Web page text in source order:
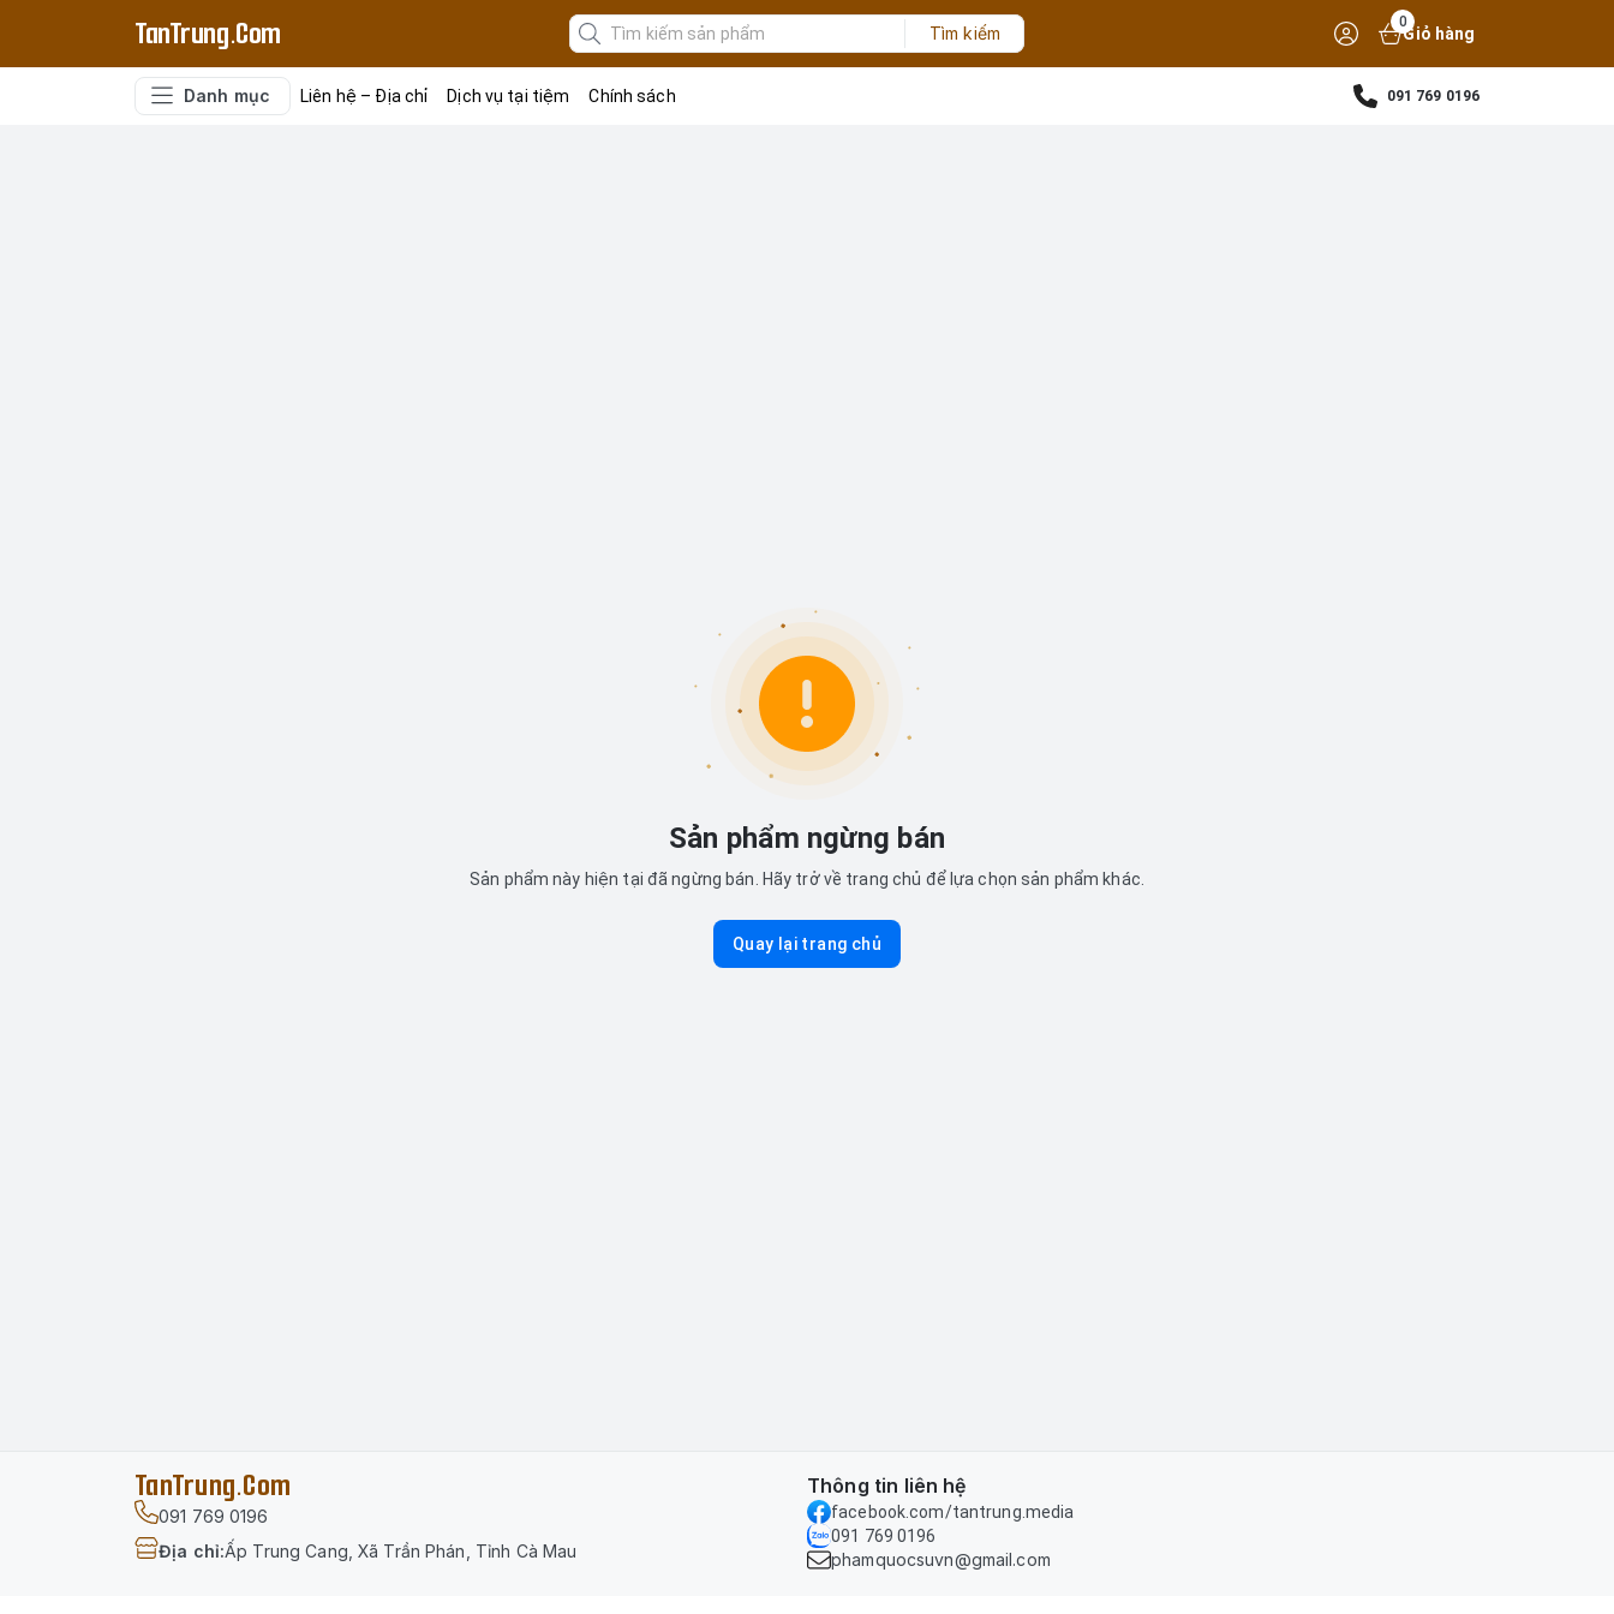
TanTrung.Com Tìm kiếm
0
Giỏ hàng
Danh mục Liên hệ – Địa chỉ Dịch vụ tại tiệm Chính sách 091 769 0196
Sản phẩm ngừng bán
Sản phẩm này hiện tại đã ngừng bán. Hãy trở về trang chủ để lựa chọn sản phẩm khác.
Quay lại trang chủ
TanTrung.Com
091 769 0196
Địa chỉ:Ấp Trung Cang, Xã Trần Phán, Tỉnh Cà Mau
Thông tin liên hệ
facebook.com/tantrung.media
091 769 0196
phamquocsuvn@gmail.com